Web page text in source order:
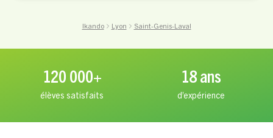
Ikando Lyon Saint-Genis-Laval
120 000+
élèves satisfaits
18 ans
d’expérience